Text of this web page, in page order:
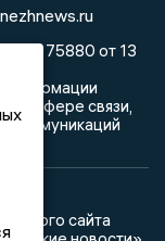
77 - 75880 от 13
информации
в сфере связи,
коммуникаций
сайта